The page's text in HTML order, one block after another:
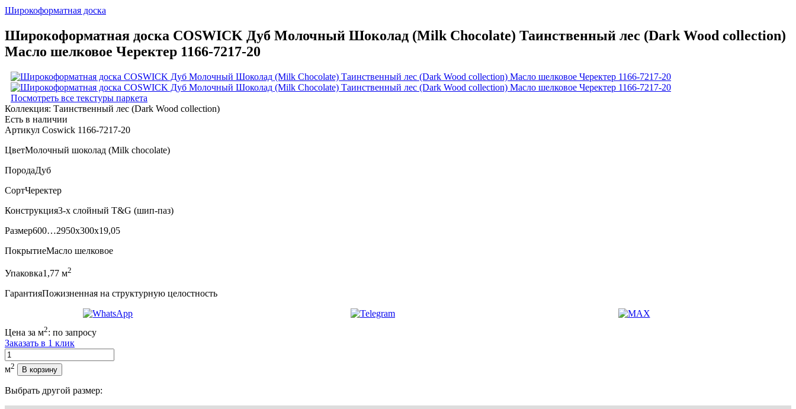
Широкоформатная доска
Широкоформатная доска COSWICK Дуб Молочный Шоколад (Milk Chocolate) Таинственный лес (Dark Wood collection)
Масло шелковое Черектер 1166-7217-20
Посмотреть все текстуры паркета
Коллекция: Таинственный лес (Dark Wood collection)
Есть в наличии
Артикул Coswick 1166-7217-20
ЦветМолочный шоколад (Milk chocolate)
ПородаДуб
СортЧеректер
Конструкция3-х слойный T&G (шип-паз)
Размер600…2950x300x19,05
ПокрытиеМасло шелковое
Упаковка1,77 м2
ГарантияПожизненная на структурную целостность
Цена за м2: по запросу
Заказать в 1 клик
Количество
м2 В корзину
Выбрать другой размер: